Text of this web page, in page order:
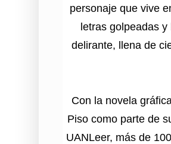
personaje que vive
letras golpeadas
delirante, llena de
Con la novela
Piso como parte de
UANLeer, más de